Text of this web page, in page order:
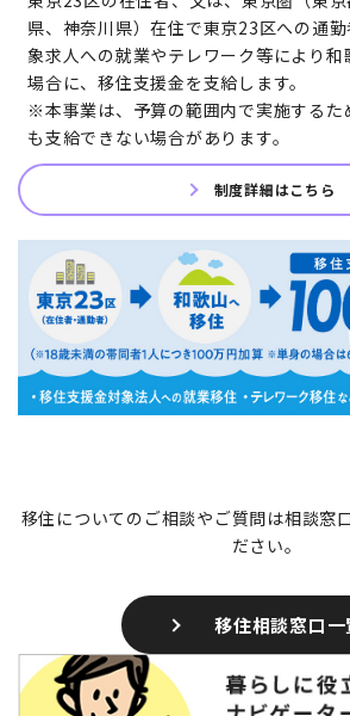
県、神奈川県）在住で東京23区への通
象求人への就業やテレワーク等により和
場合に、移住支援金を支給します。
※本事業は、予算の範囲内で実施するた
も支給できない場合があります。
制度詳細はこちら
移住についてのご相談やご質問は相談窓
ださい。
移住相談窓口一